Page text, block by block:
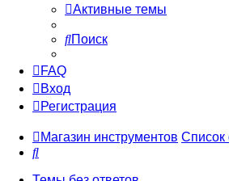
Активные темы
Поиск
FAQ
Вход
Регистрация
Магазин инструментов
Поиск